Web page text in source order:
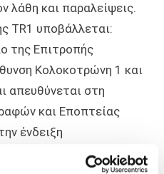
λάθη και παραλείψεις.
TR1 υποβάλλεται:
της Επιτροπής
Κολοκοτρώνη 1 και
απευθύνεται στη
και Εποπτείας
ένδειξη
μεταβολών σε